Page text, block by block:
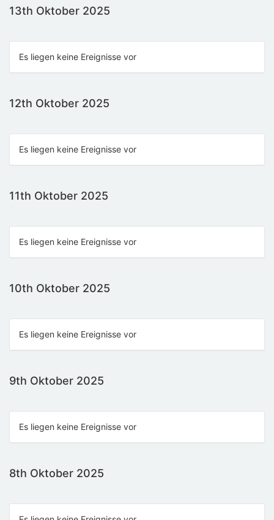
13th Oktober 2025
Es liegen keine Ereignisse vor
12th Oktober 2025
Es liegen keine Ereignisse vor
11th Oktober 2025
Es liegen keine Ereignisse vor
10th Oktober 2025
Es liegen keine Ereignisse vor
9th Oktober 2025
Es liegen keine Ereignisse vor
8th Oktober 2025